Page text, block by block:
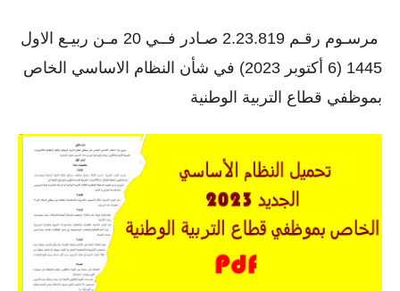
مرسـوم رقـم 2.23.819 صـادر فــي 20 مـن ربيـع الاول
1445 (6 أكتوبر 2023) في شأن النظام الاساسي الخاص
بموظفي قطاع التربية الوطنية